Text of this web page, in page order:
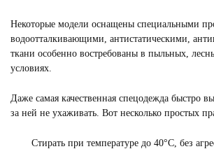
Некоторые модели оснащены специальными
водоотталкивающими, антистатическими,
ткани особенно востребованы в пыльных,
условиях.
Даже самая качественная спецодежда быстро
за ней не ухаживать. Вот несколько простых
Стирать при температуре до 40°C, без